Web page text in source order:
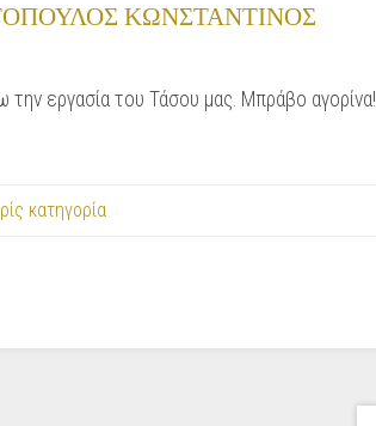
ΚΩΝΣΤΑΝΤΙΝΟΣ
την εργασία του Τάσου μας. Μπράβο αγορίνα!
κατηγορία